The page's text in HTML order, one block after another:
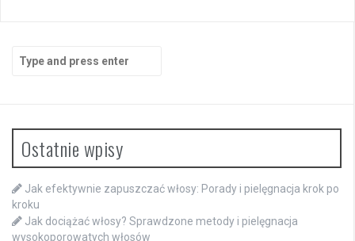
Search
for:
Ostatnie wpisy
Jak efektywnie zapuszczać włosy: Porady i pielęgnacja krok po
kroku
Jak dociążać włosy? Sprawdzone metody i pielęgnacja
wysokoporowatych włosów